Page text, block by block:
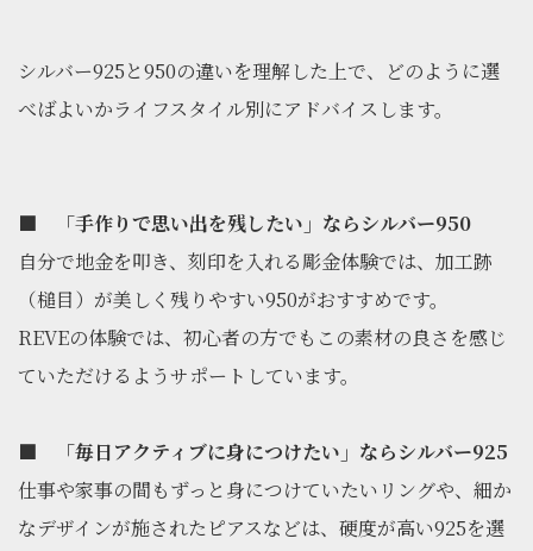
シルバー925と950の違いを理解した上で、どのように選
べばよいかライフスタイル別にアドバイスします。
■
「手作りで思い出を残したい」ならシルバー950
自分で地金を叩き、刻印を入れる彫金体験では、加工跡
（槌目）が美しく残りやすい950がおすすめです。
REVEの体験では、初心者の方でもこの素材の良さを感じ
ていただけるようサポートしています。
■
「毎日アクティブに身につけたい」ならシルバー925
仕事や家事の間もずっと身につけていたいリングや、細か
なデザインが施されたピアスなどは、硬度が高い925を選